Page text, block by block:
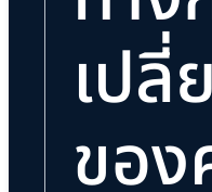
เปลี่
ขอ